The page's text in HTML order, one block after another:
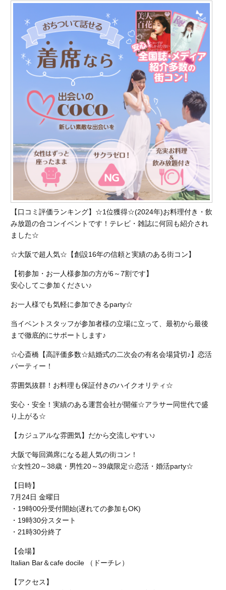
【口コミ評価ランキング】☆1位獲得☆(2024年)お料理付き・飲
み放題の合コンイベントです！テレビ・雑誌に何回も紹介され
ました☆
☆大阪で超人気☆【創設16年の信頼と実績のある街コン】
【初参加・お一人様参加の方が6～7割です】
安心してご参加ください♪
お一人様でも気軽に参加できるparty☆
当イベントスタッフが参加者様の立場に立って、最初から最後
まで徹底的にサポートします♪
☆心斎橋【高評価多数☆結婚式の二次会の有名会場貸切♪】恋活
パーティー！
雰囲気抜群！お料理も保証付きのハイクオリティ☆
安心・安全！実績のある運営会社が開催☆アラサー同世代で盛
り上がる☆
【カジュアルな雰囲気】だから交流しやすい♪
大阪で毎回満席になる超人気の街コン！
☆女性20～38歳・男性20～39歳限定☆恋活・婚活party☆
【日時】
7月24日 金曜日
・19時00分受付開始(遅れての参加もOK)
・19時30分スタート
・21時30分終了
【会場】
Italian Bar＆cafe docile （ドーチレ）
【アクセス】